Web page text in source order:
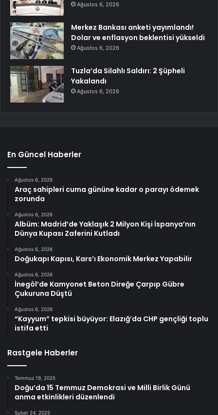
Ağustos 6, 2026
Merkez Bankası anketi yayımlandı!
Dolar ve enflasyon beklentisi yükseldi
Ağustos 6, 2026
Tuzla’da Silahlı Saldırı: 2 Şüpheli
Yakalandı
Ağustos 6, 2026
En Güncel Haberler
Ağustos 6, 2026
Araç sahipleri cuma gününe kadar o parayı ödemek
zorunda
Ağustos 6, 2026
Albüm: Madrid’de Yaklaşık 2 Milyon Kişi İspanya’nın
Dünya Kupası Zaferini Kutladı
Ağustos 6, 2026
Doğukapı Kapısı, Kars’ı Ekonomik Merkez Yapabilir
Ağustos 6, 2026
İnegöl’de Kamyonet Beton Direğe Çarpıp Gübre
Çukuruna Düştü
Ağustos 6, 2026
“Kayyum” tepkisi büyüyor: Elazığ’da CHP gençliği toplu
istifa etti
Rastgele Haberler
Temmuz 19, 2025
Doğu’da 15 Temmuz Demokrasi ve Milli Birlik Günü
anma etkinlikleri düzenlendi
Şubat 24, 2025